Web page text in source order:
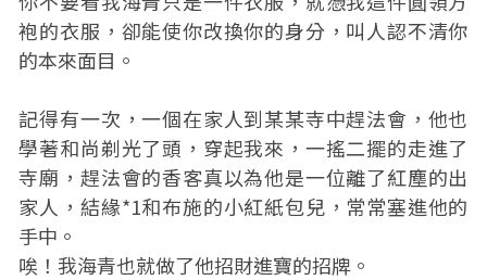
袍的衣服，卻能使你改換你的身分，叫人認不清你
的本來面目。
記得有一次，一個在家人到某某寺中趕法會，他也
學著和尚剃光了頭，穿起我來，一搖二擺的走進了
寺廟，趕法會的香客真以為他是一位離了紅塵的出
家人，結緣*1和布施的小紅紙包兒，常常塞進他的
手中。
唉！我海青也就做了他招財進寶的招牌。